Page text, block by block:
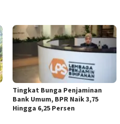
Tingkat Bunga Penjaminan
Bank Umum, BPR Naik 3,75
Hingga 6,25 Persen